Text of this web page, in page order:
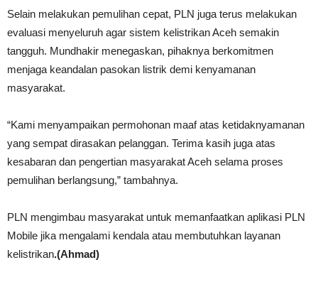
Selain melakukan pemulihan cepat, PLN juga terus melakukan
evaluasi menyeluruh agar sistem kelistrikan Aceh semakin
tangguh. Mundhakir menegaskan, pihaknya berkomitmen
menjaga keandalan pasokan listrik demi kenyamanan
masyarakat.
“Kami menyampaikan permohonan maaf atas ketidaknyamanan
yang sempat dirasakan pelanggan. Terima kasih juga atas
kesabaran dan pengertian masyarakat Aceh selama proses
pemulihan berlangsung,” tambahnya.
PLN mengimbau masyarakat untuk memanfaatkan aplikasi PLN
Mobile jika mengalami kendala atau membutuhkan layanan
kelistrikan.(Ahmad)